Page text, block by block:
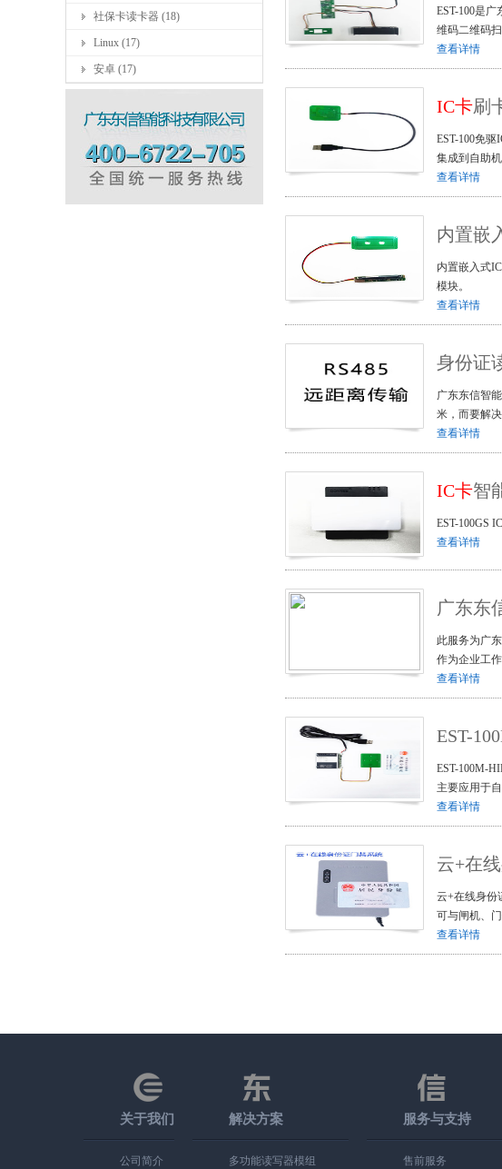
社保卡读卡器 (18)
Linux (17)
安卓 (17)
EST-100是
维码二维码
查看详情
IC卡刷
EST-100免
集成到自助
查看详情
内置嵌
内置嵌入式
模块。
查看详情
身份证
广东东信智
米，而要解
查看详情
IC卡智
EST-100GS
查看详情
广东东
此服务为广
作为企业工
查看详情
EST-
EST-100M-
主要应用于
查看详情
云+在
云+在线身份
可与闸机、
查看详情
关于我们
公司简介
解决方案
多功能读写器模组
服务与支持
售前服务